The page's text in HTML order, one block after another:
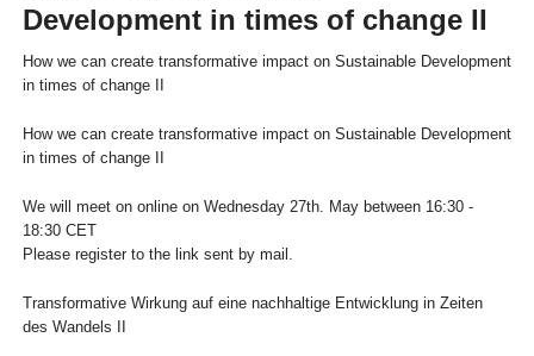
Development in times of change II
How we can create transformative impact on Sustainable Development
in times of change II
How we can create transformative impact on Sustainable Development
in times of change II
We will meet on online on Wednesday 27th. May between 16:30 -
18:30 CET
Please register to the link sent by mail.
Transformative Wirkung auf eine nachhaltige Entwicklung in Zeiten
des Wandels II